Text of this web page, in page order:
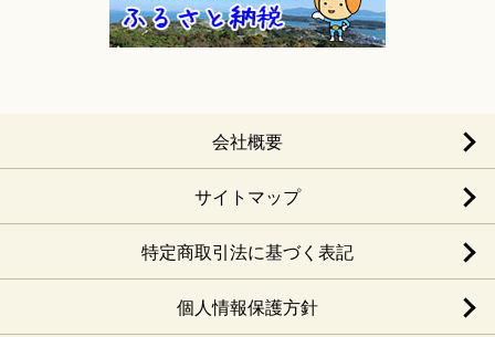
会社概要
サイトマップ
特定商取引法に基づく表記
個人情報保護方針